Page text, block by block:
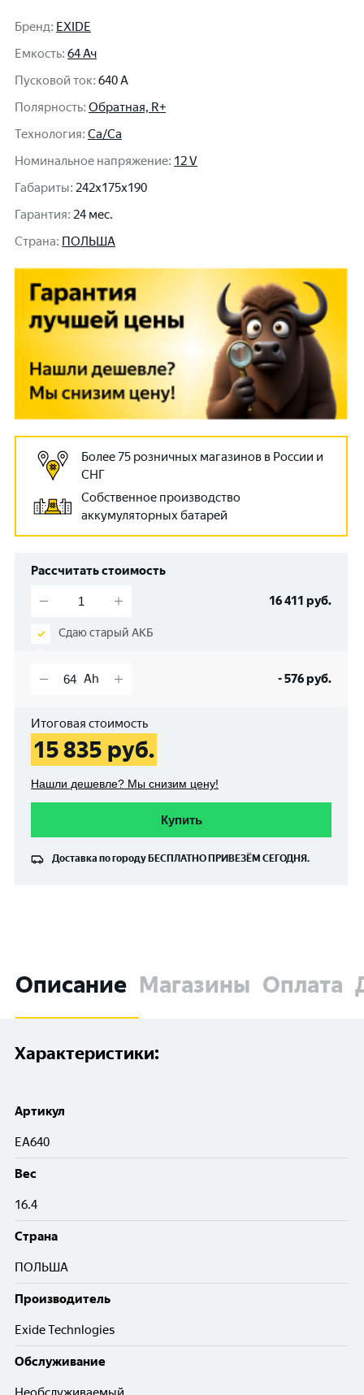
Бренд: EXIDE
Емкость: 64 Ач
Пусковой ток: 640 A
Полярность: Обратная, R+
Технология: Ca/Ca
Номинальное напряжение: 12 V
Габариты: 242x175x190
Гарантия: 24 мес.
Cтрана: ПОЛЬША
Более 75 розничных магазинов в России и
СНГ
Собственное производство
аккумуляторных батарей
Рассчитать стоимость
16 411 руб.
Сдаю старый АКБ
-576руб.
Итоговая стоимость
15 835 руб.
Нашли дешевле? Мы снизим цену!
Купить
Доставка по городу БЕСПЛАТНО ПРИВЕЗЁМ СЕГОДНЯ.
Описание Магазины Оплата
Характеристики:
Артикул
EA640
Вес
16.4
Cтрана
ПОЛЬША
Производитель
Exide Technlogies
Обслуживание